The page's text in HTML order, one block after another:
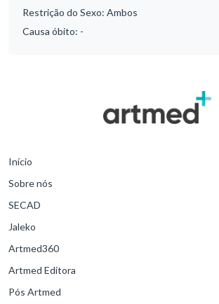
Restrição do Sexo: Ambos
Causa óbito: -
Início
Sobre nós
SECAD
Jaleko
Artmed360
Artmed Editora
Pós Artmed